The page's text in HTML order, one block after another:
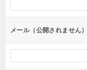
ョ
ンメール（公開されません）